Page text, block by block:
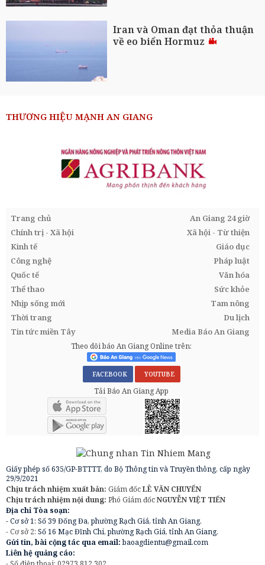
Iran và Oman đạt thỏa thuận
về eo biển Hormuz
THƯƠNG HIỆU MẠNH AN GIANG
Trang chủ
An Giang 24 giờ
Chính trị - Xã hội
Xã hội - Từ thiện
Kinh tế
Giáo dục
Công nghệ
Pháp luật
Quốc tế
Văn hóa
Thể thao
Sức khỏe
Nhịp sống mới
Tam nông
Thời trang
Du lịch
Tin tức miền Tây
Media Báo An Giang
Theo dõi báo An Giang Online trên:
FACEBOOK YOUTUBE
Tải Báo An Giang App
Giấy phép số 635/GP-BTTTT, do Bộ Thông tin và Truyền thông, cấp ngày
29/9/2021
Chịu trách nhiệm xuất bản: Giám đốcLÊ VĂN CHUYỂN
Chịu trách nhiệm nội dung: Phó Giám đốcNGUYỄN VIỆT TIẾN
Địa chỉ Tòa soạn:
- Cơ sở 1: Số 39 Đống Đa, phường Rạch Giá, tỉnh An Giang.
- Cơ sở 2: Số 16 Mạc Đĩnh Chi, phường Rạch Giá, tỉnh An Giang.
Gửi tin, bài cộng tác qua email:baoagdientu@gmail.com
Liên hệ quảng cáo: